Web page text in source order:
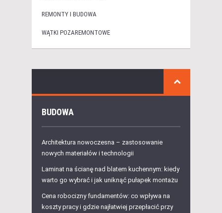
REMONTY I BUDOWA
WĄTKI POZAREMONTOWE
BUDOWA
Architektura nowoczesna – zastosowanie
nowych materiałów i technologii
Laminat na ścianę nad blatem kuchennym: kiedy
warto go wybrać i jak uniknąć pułapek montażu
Cena robocizny fundamentów: co wpływa na
koszty pracy i gdzie najłatwiej przepłacić przy